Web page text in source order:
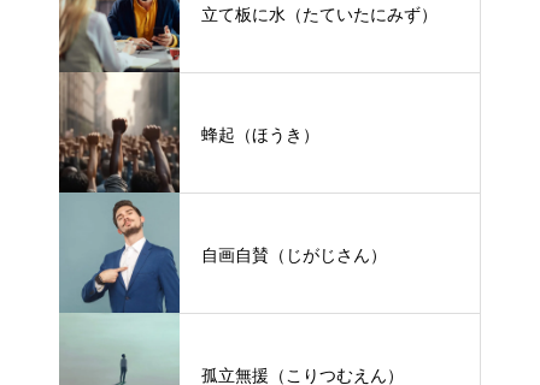
立て板に水（たていたにみず）
蜂起（ほうき）
自画自賛（じがじさん）
孤立無援（こりつむえん）